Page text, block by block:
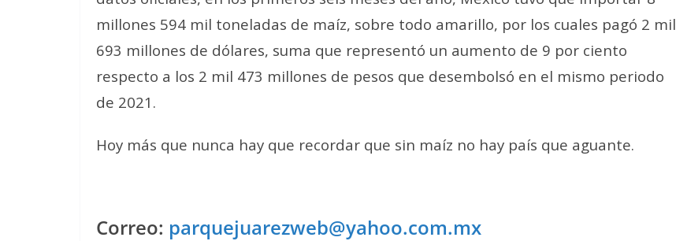
millones 594 mil toneladas de maíz, sobre todo amarillo, por los cuales pagó 2 mil
693 millones de dólares, suma que representó un aumento de 9 por ciento
respecto a los 2 mil 473 millones de pesos que desembolsó en el mismo periodo
de 2021.
Hoy más que nunca hay que recordar que sin maíz no hay país que aguante.
Correo: parquejuarezweb@yahoo.com.mx